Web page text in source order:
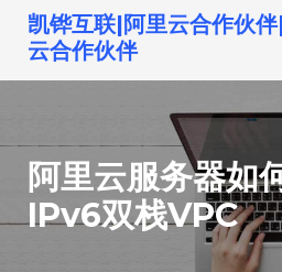
到
凯铧互联|阿里云合作伙
云合作伙伴
阿里云服务器如
IPv6双栈VPC